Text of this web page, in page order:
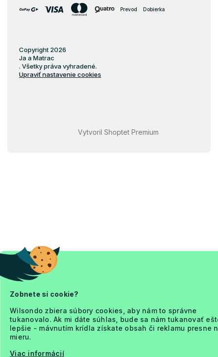
Zobnete si cookie?
Wilsondo zbiera súbory cookies, aby nám to správne
tukanovalo. Ak mi dáte súhlas, bude sa nám tukanovať
lepšie - mávnutím krídla získate obsah či reklamu presne
mieru.
Viac informácií
Prevod Dobierka
Vytvoril Shoptet Premium
Copyright 2026
Ja a Matrac
. Všetky práva vyhradené.
Upraviť nastavenie cookies